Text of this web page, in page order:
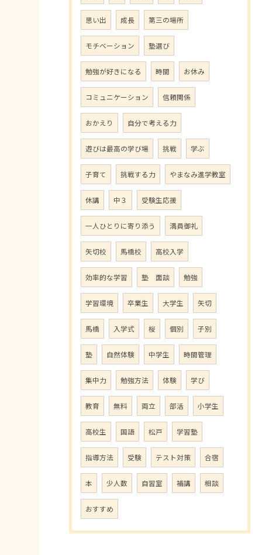
思い出 成長 第三の場所
モチベーション 塾選び
勉強が好きになる 時間 お休み
コミュニケーション 信頼関係
おかえり 自分で考える力
遊びは最高の学び場 挑戦 学ぶ
子育て 挑戦する力 やまなみ進学教室
休講 中３ 受験生応援
一人ひとりに寄り添う 満員御礼
矢切校 馬橋校 高校入学
効率的な学習 塾 面談 勉強
学習環境 卒業生 大学生 矢切
馬橋 入学式 桜 個別 子別
塾 自然体験 中学生 時間管理
集中力 勉強方法 体験 学び
教育 無料 両立 部活 小学生
高校生 国語 松戸 学習塾
指導方法 受験 テスト対策 合宿
本 少人数 自習室 補講 相談
おすすめ